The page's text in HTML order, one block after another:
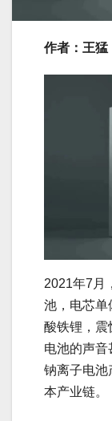
作者：王猛
2021年7月
池，电芯单
酸铁锂，震
电池的声音
钠离子电池
本产业链。